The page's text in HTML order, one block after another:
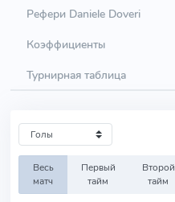
Рефери Daniele Doveri
Коэффициенты
Турнирная таблица
Весь
матч
Первый
тайм
Второй
тайм